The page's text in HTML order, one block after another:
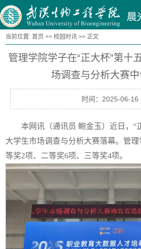
当前位置:首页 >>校园时讯 >> 正文
管理学院学子在“正大杯”第十
场调查与分析大赛
时间：2025-06-16
本网讯（通讯员 鲍金玉）近日，“
大学生市场调查与分析大赛落幕。管
等奖2项、二等奖6项、三等奖4项。